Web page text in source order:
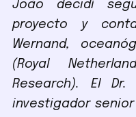
João decidí
proyecto y
Wernand,
(Royal
Research). El
investigador